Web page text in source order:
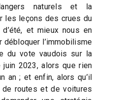
naturels et la
les leçons des crues du
et mieux nous en
débloquer l’immobilisme
du vote vaudois sur la
2023, alors que rien
an ; et enfin, alors qu’il
routes et de voitures